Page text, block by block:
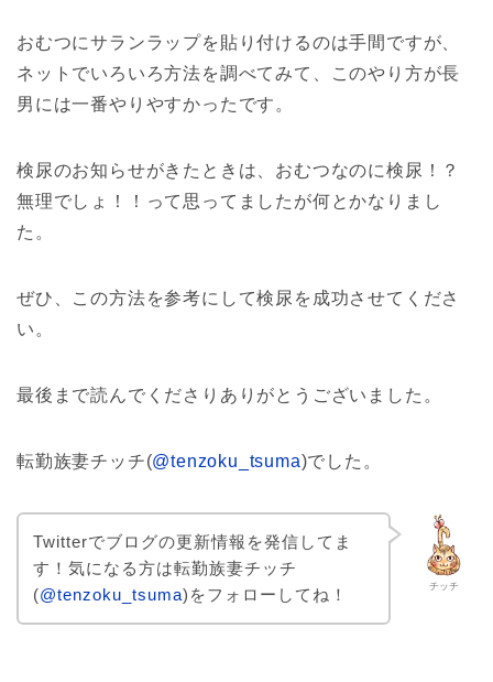
おむつにサランラップを貼り付けるのは手間ですが、
ネットでいろいろ方法を調べてみて、このやり方が長
男には一番やりやすかったです。
検尿のお知らせがきたときは、おむつなのに検尿！？
無理でしょ！！って思ってましたが何とかなりまし
た。
ぜひ、この方法を参考にして検尿を成功させてくださ
い。
最後まで読んでくださりありがとうございました。
転勤族妻チッチ(@tenzoku_tsuma)でした。
チッチ
Twitterでブログの更新情報を発信してま
す！気になる方は転勤族妻チッチ
(@tenzoku_tsuma)をフォローしてね！